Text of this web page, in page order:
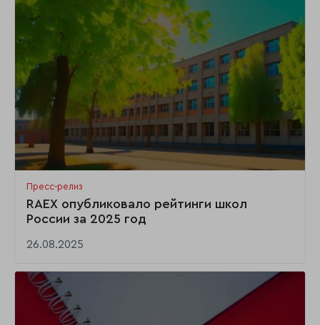
Пресс-релиз
RAEX опубликовало рейтинги школ
России за 2025 год
26.08.2025